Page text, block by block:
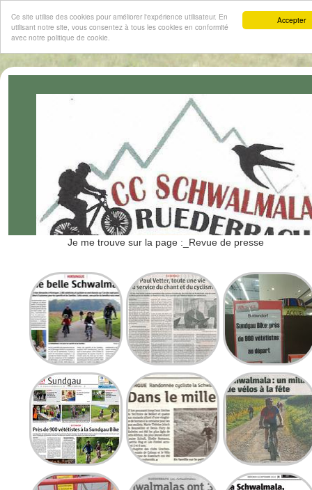
Accepter
Ce site utilise des cookies pour améliorer l'expérience utilisateur. En
utilisant notre site, vous consentez à tous les cookies en conformité
avec notre politique de cookie.
Je me trouve sur la page :_ Revue de presse